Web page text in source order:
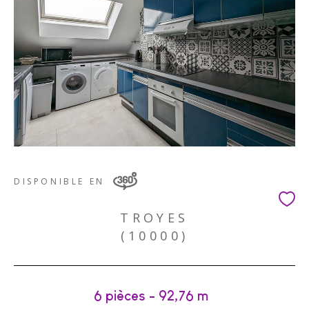
DISPONIBLE EN
TROYES
(10000)
6 pièces - 92,76 m²